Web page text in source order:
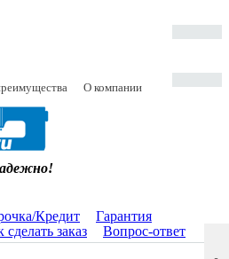
О компании
Кредит
Гарантия
сделать заказ Вопрос-ответ